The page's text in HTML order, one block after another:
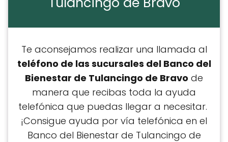
Te aconsejamos realizar una llamada al
teléfono de las sucursales del Banco del
Bienestar de Tulancingo de Bravo de
manera que recibas toda la ayuda
telefónica que puedas llegar a necesitar. ​​
¡Consigue ayuda por vía telefónica en el
Banco del Bienestar de Tulancingo de